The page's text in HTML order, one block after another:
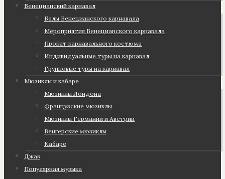
Венецианский карнавал
Балы Венецианского карнавала
Мероприятия Венецианского карнавала
Прокат карнавального костюма
Индивидуальные туры на карнавал
Групповые туры на карнавал
Мюзиклы и кабаре
Мюзиклы Лондона
Французские мюзиклы
Мюзиклы Германии и Австрии
Венгерские мюзиклы
Кабаре
Джаз
Популярная музыка